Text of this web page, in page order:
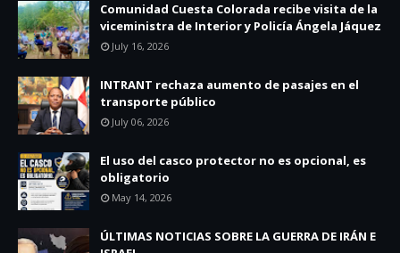
Comunidad Cuesta Colorada recibe visita de la
viceministra de Interior y Policía Ángela Jáquez
July 16, 2026
INTRANT rechaza aumento de pasajes en el
transporte público
July 06, 2026
El uso del casco protector no es opcional, es
obligatorio
May 14, 2026
ÚLTIMAS NOTICIAS SOBRE LA GUERRA DE IRÁN E